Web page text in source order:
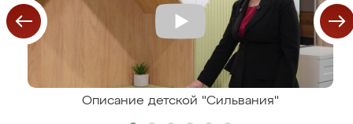
Описание детской "Сильвания"